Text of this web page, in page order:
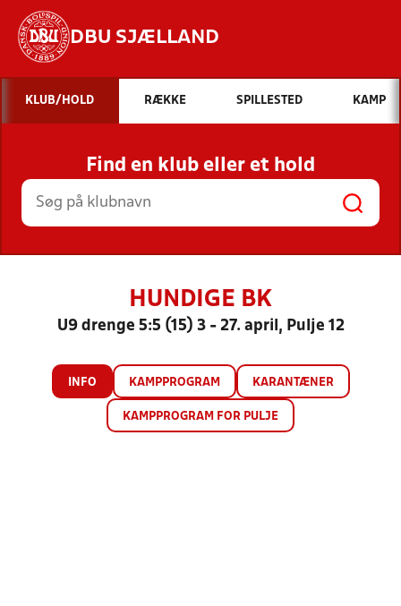
DBU SJÆLLAND
Hvad vil du søge efter?
INDHOLD OG NYHEDER
STILLINGER, RESULTATER, KLUBBER OG
HOLD
KLUB/HOLD RÆKKE SPILLESTED KAMP
Find en klub eller et hold
HUNDIGE BK
U9 drenge 5:5 (15) 3 - 27. april, Pulje 12
INFO KAMPPROGRAM KARANTÆNER
KAMPPROGRAM FOR PULJE